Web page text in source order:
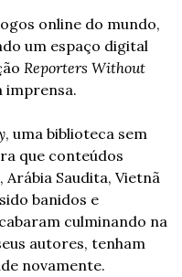
online do mundo,
um espaço digital
Reporters Without
imprensa.
, uma biblioteca sem
que conteúdos
Saudita, Vietnã
banidos e
culminando na
autores, tenham
novamente.